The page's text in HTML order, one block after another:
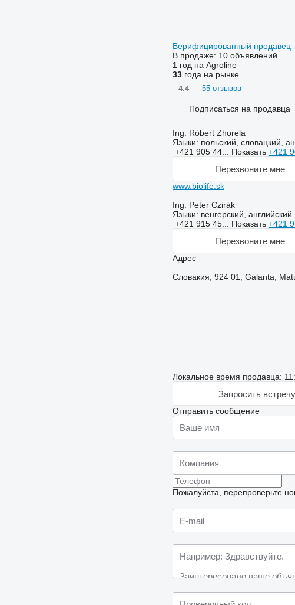
Верифицированный продавец
В продаже: 10 объявлений
1год на Agroline
33года на рынке
4.4 55 отзывов
Подписаться на продавца
Ing. Róbert Zhorela
Языки: польский, словацкий,
+421 905 44... Показать +421
Перезвоните мне
www.biolife.sk
Ing. Peter Czirák
Языки: венгерский, английский
+421 915 45... Показать +421
Перезвоните мне
Адрес
Словакия, 924 01, Galanta,
Локальное время продавца:
Запросить встречу
Отправить сообщение
Пожалуйста, перепроверьте